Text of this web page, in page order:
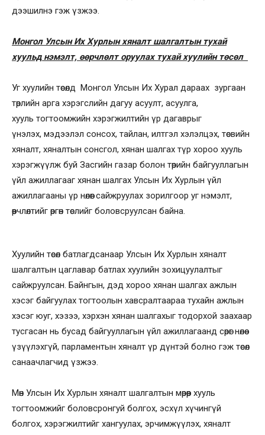
дээшилнэ гэж үзжээ.
Монгол Улсын Их Хурлын хяналт шалгалтын тухай
хуульд нэмэлт, өөрчлөлт оруулах тухай хуулийн төсөл
Уг хуулийн төсөлд Монгол Улсын Их Хурал дараах зургаан
төрлийн арга хэрэгслийн дагуу асуулт, асуулга,
хууль тогтоомжийн хэрэгжилтийн үр дагаврыг
үнэлэх, мэдээлэл сонсох, тайлан, илтгэл хэлэлцэх, төсвийн
хяналт, хяналтын сонсгол, хянан шалгах түр хороо хууль
хэрэгжүүлж буй Засгийн газар болон төрийн байгууллагын
үйл ажиллагааг хянан шалгах Улсын Их Хурлын үйл
ажиллагааны үр нөлөөг сайжруулах зорилгоор уг нэмэлт,
өөрчлөлтийг өргөн төслийг боловсруулсан байна.
Хуулийн төсөл батлагдсанаар Улсын Их Хурлын хяналт
шалгалтын цаглавар батлах хуулийн зохицуулалтыг
сайжруулсан. Байнгын, дэд хороо хянан шалгах ажлын
хэсэг байгуулах тогтоолын хавсралтаараа тухайн ажлын
хэсэг юуг, хэзээ, хэрхэн хянан шалгахыг тодорхой заахаар
тусгасан нь бусад байгууллагын үйл ажиллагаанд сөрөг нөлөө
үзүүлэхгүй, парламентын хяналт үр дүнтэй болно гэж төсөл
санаачлагчид үзжээ.
Мөн Улсын Их Хурлын хяналт шалгалтын мөрөөр хууль
тогтоомжийг боловсронгуй болгох, эсхүл хүчингүй
болгох, хэрэгжилтийг хангуулах, эрчимжүүлэх, хяналт